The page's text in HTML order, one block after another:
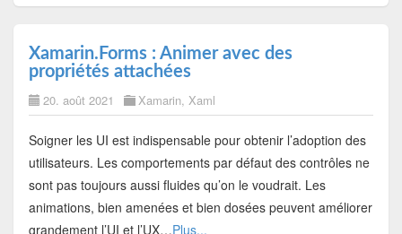
Xamarin.Forms : Animer avec des
propriétés attachées
20. août 2021 Xamarin, Xaml
Soigner les UI est indispensable pour obtenir l’adoption des
utilisateurs. Les comportements par défaut des contrôles ne
sont pas toujours aussi fluides qu’on le voudrait. Les
animations, bien amenées et bien dosées peuvent améliorer
grandement l’UI et l’UX…Plus...